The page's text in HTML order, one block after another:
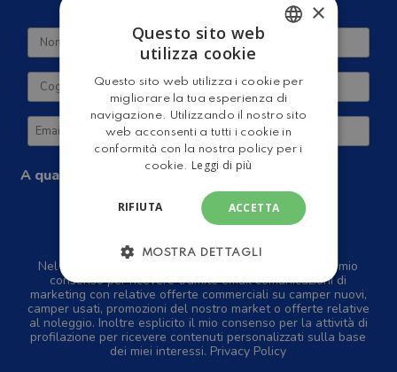
A quale tipologia di camper sei interessato?
Camper Nuovi
Camper Usati
Nel rispetto della normativa GDPR, dichiaro di dare il mio
consenso per ricevere tramite email comunicazioni di
marketing con relative offerte commerciali su camper nuovi,
camper usati, promozioni del nostro market o offerte relative
al noleggio. Inoltre esplicito il mio consenso per la attività di
profilazione per ricevere contenuti personalizzati sulla base
dei miei interessi. Privacy Policy
ENGLISH
×
Questo sito web
utilizza cookie
Questo sito web utilizza i cookie per
migliorare la tua esperienza di
navigazione. Utilizzando il nostro sito
web acconsenti a tutti i cookie in
conformità con la nostra policy per i
cookie. Leggi di più
ACCETTA
RIFIUTA
MOSTRA DETTAGLI